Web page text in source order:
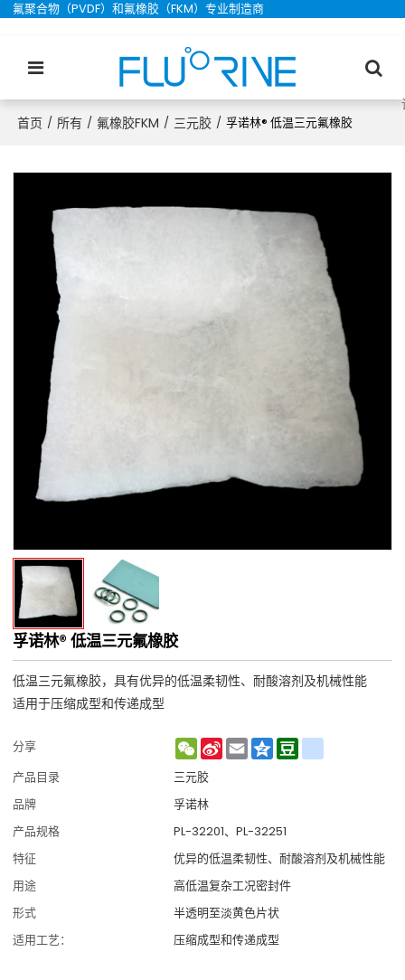
氟聚合物（PVDF）和氟橡胶（FKM）专业制造商
首页 / 所有 / 氟橡胶FKM / 三元胶 / 孚诺林® 低温三元氟橡胶
孚诺林® 低温三元氟橡胶
低温三元氟橡胶，具有优异的低温柔韧性、耐酸溶剂及机械性能
适用于压缩成型和传递成型
分享 WeChat
Sina
Weibo
EmailQzoneDouban
产品目录
三元胶
品牌
孚诺林
产品规格
PL-32201、PL-32251
特征
优异的低温柔韧性、耐酸溶剂及机械性能
用途
高低温复杂工况密封件
形式
半透明至淡黄色片状
适用工艺：
压缩成型和传递成型